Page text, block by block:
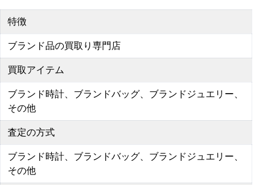
特徴
ブランド品の買取り専門店
買取アイテム
ブランド時計、ブランドバッグ、ブランドジュエリー、
その他
査定の方式
ブランド時計、ブランドバッグ、ブランドジュエリー、
その他